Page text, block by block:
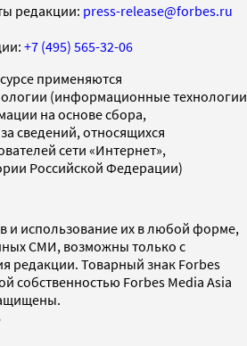
редакции: press-release@forbes.ru
+7 (495) 565-32-06
применяются
(информационные технологии
на основе сбора,
сведений, относящихся
сети «Интернет»,
Российской Федерации)
и использование их в любой форме,
СМИ, возможны только с
редакции. Товарный знак Forbes
собственностью Forbes Media Asia